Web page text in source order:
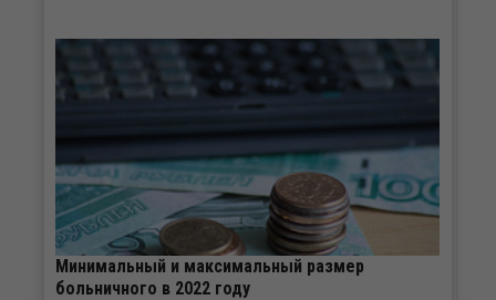
Минимальный и максимальный размер
больничного в 2022 году